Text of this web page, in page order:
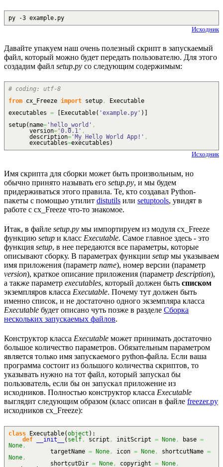
py -3 example.py
Исходник
Давайте упакуем наш очень полезный скрипт в запускаемый
файл, который можно будет передать пользователю. Для этого
создадим файл setup.py со следующим содержимым:
# coding: utf-8
from cx_Freeze import setup,
Executable
executables = Executable( 'example.py' )
setup( name= 'hello_world' ,
version= '0.0.1' ,
description= 'My Hello World App!' ,
executables=executables )
Исходник
Имя скрипта для сборки может быть произвольным, но
обычно принято называть его setup.py, и мы будем
придерживаться этого правила. Те, кто создавал Python-
пакеты с помощью утилит distutils или setuptools, увидят в
работе с cx_Freeze что-то знакомое.
Итак, в файле setup.py мы импортируем из модуля cx_Freeze
функцию setup и класс Executable. Самое главное здесь - это
функция setup, в нее передаются все параметры, которые
описывают сборку. В параметрах функции setup мы указываем
имя приложения (параметр name), номер версии (параметр
version), краткое описание приложения (параметр description),
а также параметр executables, который должен быть списком
экземпляров класса Executable. Почему тут должен быть
именно список, и не достаточно одного экземпляра класса
Executable будет описано чуть позже в разделе Сборка
нескольких запускаемых файлов.
Конструктор класса Executable может принимать достаточно
большое количество параметров. Обязательным параметром
является только имя запускаемого python-файла. Если ваша
программа состоит из большого количества скриптов, то
указывать нужно на тот файл, который запускал бы
пользователь, если бы он запускал приложение из
исходников. Полностью конструктор класса Executable
выглядит следующим образом (класс описан в файле freezer.py
исходников cx_Freeze):
class Executable(object ) :
def
__init__ ( self , script , initScript = None , base =
None ,
targetName = None , icon = None , shortcutName =
None ,
shortcutDir = None , copyright = None ,